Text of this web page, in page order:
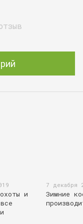
и
7 декабря
Зимние